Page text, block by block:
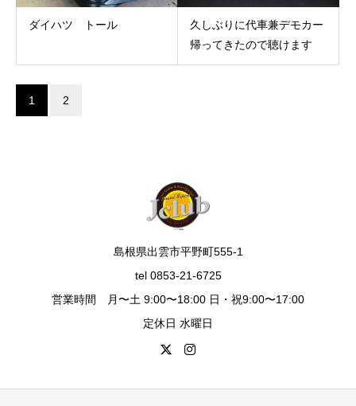
ダイハツ トール
久しぶりに代車兼デモカー
帰ってきたので聴けます
1 2
島根県出雲市平野町555-1
tel 0853-21-6725
営業時間 月〜土 9:00〜18:00 日・祝9:00〜17:00
定休日 水曜日